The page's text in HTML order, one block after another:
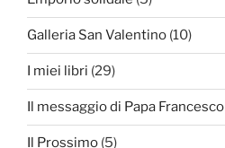
Galleria San Valentino (10)
I miei libri (29)
Il messaggio di Papa Francesco
Il Prossimo (5)